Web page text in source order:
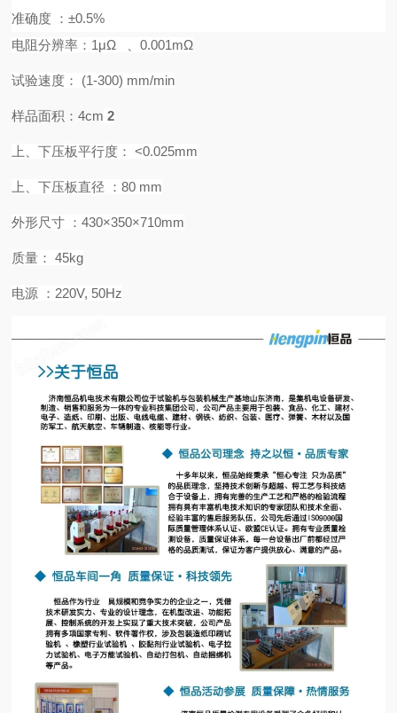
准确度 ：±0.5%
电阻分辨率： 1μΩ 、0.001mΩ
试验速度： (1-300) mm/min
样品面积：4cm 2
上 、下压板平行度： <0.025mm
上 、下压板直径 ：80 mm
外形尺寸 ：430×350×710mm
质量： 45kg
电源 ： 220V, 50Hz